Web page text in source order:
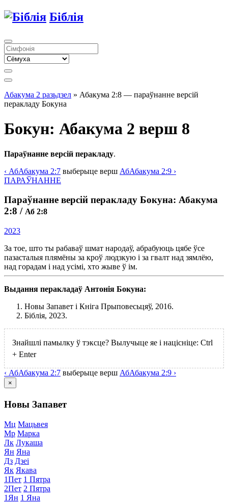
Біблія
Абакума 2 разьдзел » Абакума 2:8 — параўнанне версій
перакладу Бокуна
Бокун: Абакума 2 верш 8
Параўнанне версій перакладу.
‹ АбАбакума 2:7 выберыце верш АбАбакума 2:9 ›
ПАРАЎНАННЕ
Параўнанне версій перакладу Бокуна: Абакума
2:8 / Аб 2:8
2023
За тое, што ты рабаваў шмат народаў, абрабуюць цябе ўсе
пазасталыя плямёны за кроў людзкую і за гвалт над зямлёю,
над горадам і над усімі, хто жыве ў ім.
Выдання перакладаў Антонія Бокуна:
Новы Запавет і Кніга Прыповесьцяў, 2016.
Біблія, 2023.
Знайшлі памылку ў тэксце? Вылучыце яе і націсніце: Ctrl
+ Enter
‹ АбАбакума 2:7 выберыце верш АбАбакума 2:9 ›
×
Новы Запавет
Мц Мацьвея
Мр Марка
Лк Лукаша
Ян Яна
Дз Дзеі
Як Якава
1Пет 1 Пятра
2Пет 2 Пятра
1Ян 1 Яна